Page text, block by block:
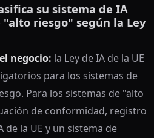
su sistema de IA
riesgo" según la Ley
negocio: la Ley de IA de la UE
para los sistemas de
Para los sistemas de "alto
de conformidad, registro
de la UE y un sistema de